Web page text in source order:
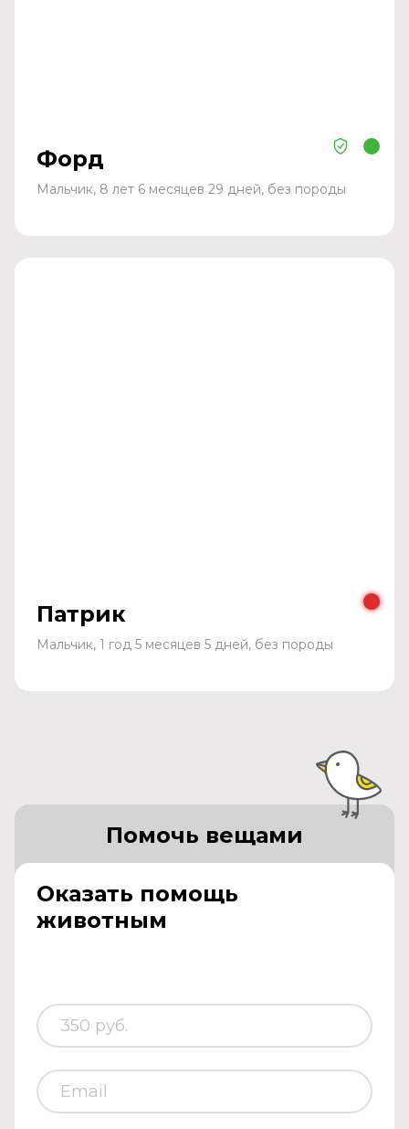
Форд
Мальчик, 8 лет 6 месяцев 29 дней, без породы
Патрик
Мальчик, 1 год 5 месяцев 5 дней, без породы
Оказать помощь
животным
Помочь вещами